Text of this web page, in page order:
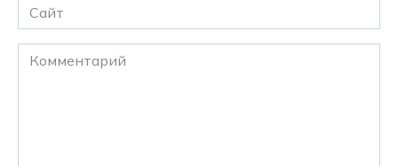
Сайт
Комментарий